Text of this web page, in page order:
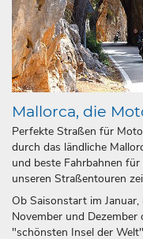
Mallorca, die
Perfekte Straßen für
durch das ländliche
und beste Fahrbahnen
unseren Straßentouren
Ob Saisonstart im
November und
"schönsten Insel der